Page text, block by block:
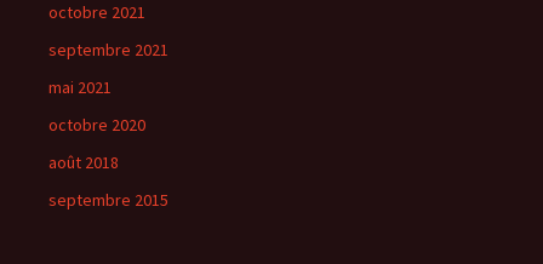
octobre 2021
septembre 2021
mai 2021
octobre 2020
août 2018
septembre 2015